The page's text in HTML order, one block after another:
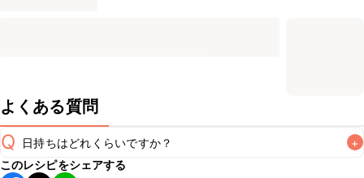
よくある質問
Q 日持ちはどれくらいですか？ +
このレシピをシェアする